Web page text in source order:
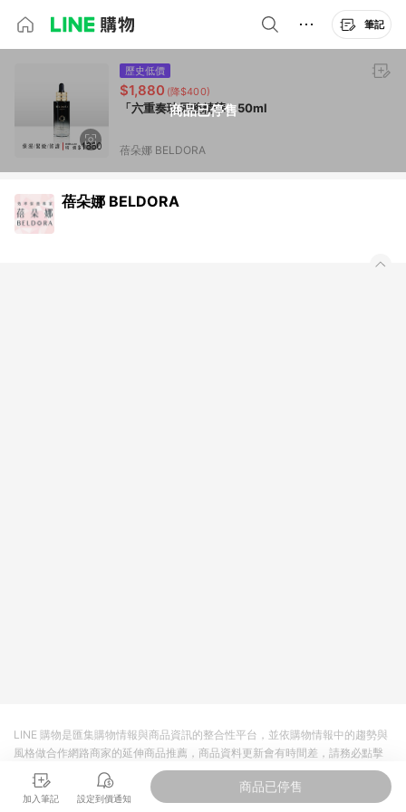
筆記
商品已停售
歷史低價
$1,880 (降$400)
「六重奏玻尿酸精華」50ml
蓓朵娜 BELDORA
蓓朵娜 BELDORA
加入筆記 設定到價通知
商品已停售
LINE 購物是匯集購物情報與商品資訊的整合性平台，並依購物情報中的趨勢與
風格做合作網路商家的延伸商品推薦，商品資料更新會有時間差，請務必點擊
商品至各合作網路商家，確認現售價與購物條件，一切資訊以合作廠商網頁為
準。